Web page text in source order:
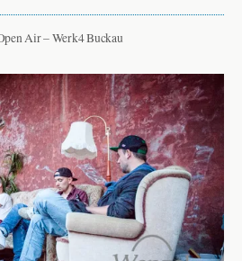
Air – Werk4 Buckau